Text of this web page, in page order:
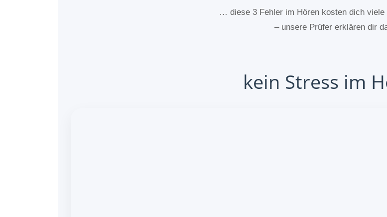
… diese 3 Fehler im Hören kosten dich viele
– unsere Prüfer erklären dir
kein Stress im